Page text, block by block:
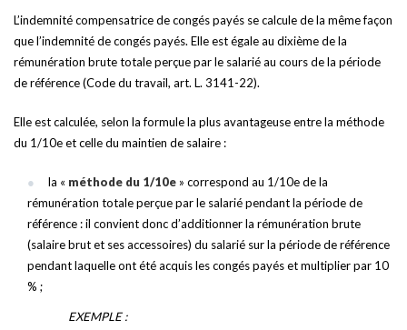
L’indemnité compensatrice de congés payés se calcule de la même façon
que l’indemnité de congés payés. Elle est égale au dixième de la
rémunération brute totale perçue par le salarié au cours de la période
de référence (Code du travail, art. L. 3141-22).
Elle est calculée, selon la formule la plus avantageuse entre la méthode
du 1/10e et celle du maintien de salaire :
la « méthode du 1/10e » correspond au 1/10e de la
rémunération totale perçue par le salarié pendant la période de
référence : il convient donc d’additionner la rémunération brute
(salaire brut et ses accessoires) du salarié sur la période de référence
pendant laquelle ont été acquis les congés payés et multiplier par 10
% ;
EXEMPLE :